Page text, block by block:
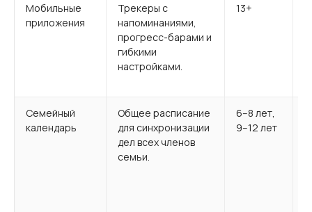
Мобильные
приложения
Трекеры с
напоминаниями,
прогресс-барами и
гибкими
настройками.
13+
Семейный
календарь
Общее расписание
для синхронизации
дел всех членов
семьи.
6–8 лет,
9–12 лет